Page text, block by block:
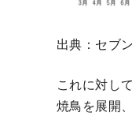
出典：セブ
これに対し
焼鳥を展開